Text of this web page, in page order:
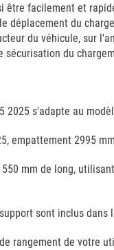
être facilement et
déplacement du
du véhicule, sur
sécurisation du
2025 s'adapte au
empattement 2995
mm de long,
sont inclus dans
rangement de